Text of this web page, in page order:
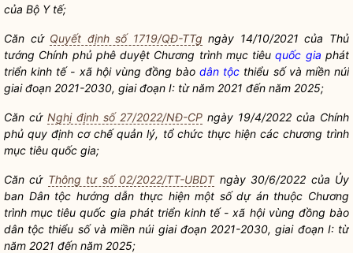
của Bộ Y tế;
Căn cứ Quyết định số 1719/QĐ-TTg ngày 14/10/2021 của Thủ
tướng Chính phủ phê duyệt Chương trình mục tiêuquốc gia phát
triển kinh tế - xã hội vùng đồng bàodân tộc thiểu số và miền núi
giai đoạn 2021-2030, giai đoạn I: từ năm 2021 đến năm 2025;
Căn cứ Nghị định số 27/2022/NĐ-CP ngày 19/4/2022 của Chính
phủ quy định cơ chế quản lý, tổ chức thực hiện các chương trình
mục tiêu quốc gia;
Căn cứ Thông tư số 02/2022/TT-UBDTngày 30/6/2022 của Ủy
ban Dân tộc hướng dẫn thực hiện một số dự án thuộc Chương
trình mục tiêuquốc gia phát triển kinh tế - xã hội vùng đồng bào
dân tộc thiểu số và miền núi giai đoạn 2021-2030, giai đoạn I: từ
năm 2021 đến năm 2025;